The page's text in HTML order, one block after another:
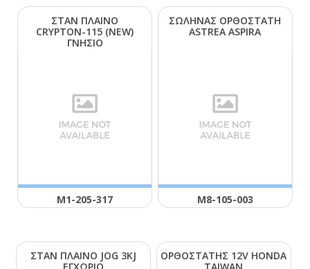
ΣΤΑΝ ΠΛΑΙΝΟ
CRΥΡΤΟΝ-115 (ΝΕW)
ΓΝΗΣΙΟ
Μ1-205-317
ΣΩΛΗΝΑΣ ΟΡΘΟΣΤΑΤΗ
ΑSΤRΕΑ ΑSΡΙRΑ
Μ8-105-003
ΣΤΑΝ ΠΛΑΙΝΟ JΟG 3ΚJ
ΟΡΘΟΣΤΑΤΗΣ 12V ΗΟΝDΑ